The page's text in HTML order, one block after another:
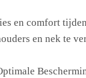
en comfort
en nek te